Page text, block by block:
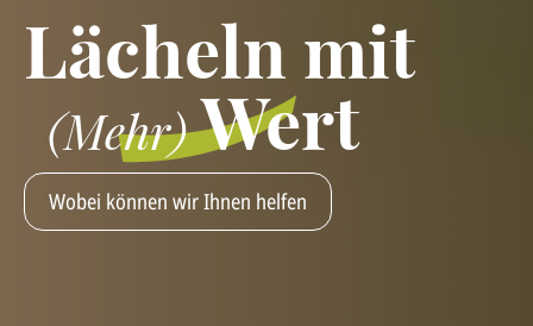
Lächeln mit
(Mehr)Wert
Wobei können wir Ihnen helfen